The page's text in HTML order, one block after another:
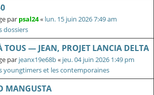
par psal24« lun. 15 juin 2026 7:49 am
dossiers
TOUS — JEAN, PROJET LANCIA DELTA
par jeanx19e68b« jeu. 04 juin 2026 1:49 pm
youngtimers et les contemporaines
MANGUSTA